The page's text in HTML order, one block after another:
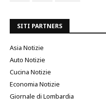
SITI PARTNERS
Asia Notizie
Auto Notizie
Cucina Notizie
Economia Notizie
Giornale di Lombardia